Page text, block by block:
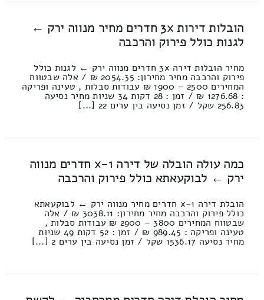
הובלות דירות 3x חדרים מחיר מנווה ירק ←
לגנות כולל פירוק והרכבה
מחיר הובלות דירה 3x חדרים מנווה ירק ← לגנות כולל
פירוק והרכבה מחיר מחירון: 2054.35 ₪ / אלה שבטווח
המחירים 2500 – 1900 ₪ עבודות סבלות , טעינה ופריקה
: 1276.68 ₪ / זמן : 28 דקות 34 שניות מחיר נסיעה
256.83 שקל / זמן נסיעה בין ערים 22 [...]
כמה עולה הובלה של דירה 1-x חדרים מנווה
ירק ← לבוקעאתא כולל פירוק והרכבה
הובלת דירה 1-x חדרים מחיר מנווה ירק ← לבוקעאתא
כולל פירוק והרכבה מחיר מחירון: 3038.11 ₪ / אלה
שבטווח המחירים 3800 – 2900 ₪ עבודות סבלות ,
טעינה ופריקה : 989.45 ₪ / זמן : 52 דקות 49 שניות
מחיר נסיעה 1536.17 שקל / זמן נסיעה בין ערים 2 [...]